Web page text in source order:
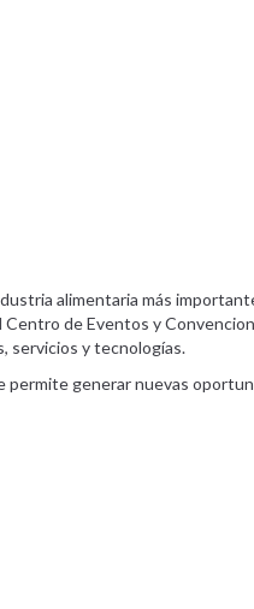
alimentaria más
de Eventos y
servicios y tecnologías.
permite generar nuevas